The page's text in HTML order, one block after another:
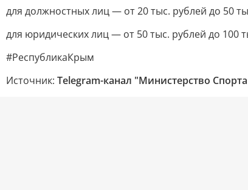
для должностных лиц — от 20 тыс. рублей до 50
для юридических лиц — от 50 тыс. рублей до 100
#РеспубликаКрым
Источник: Telegram-канал "Министерство